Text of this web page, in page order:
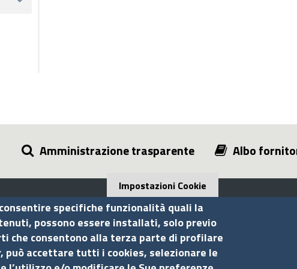
Amministrazione trasparente Albo
Seguici su
Impostazioni Cookie
specifiche funzionalità quali la
possono essere installati, solo previo
che consentono alla terza parte di profilare
accettare tutti i cookies, selezionare le